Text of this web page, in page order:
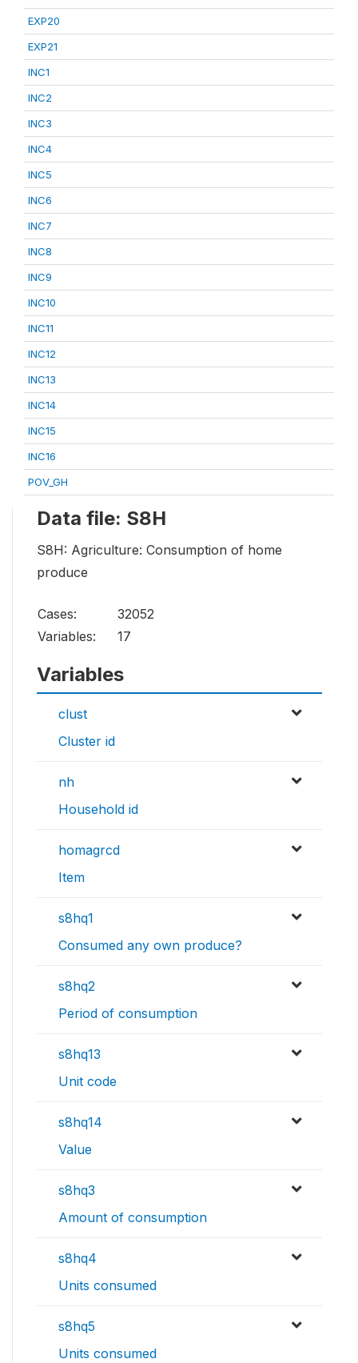
EXP20
EXP21
INC1
INC2
INC3
INC4
INC5
INC6
INC7
INC8
INC9
INC10
INC11
INC12
INC13
INC14
INC15
INC16
POV_GH
Data file: S8H
S8H: Agriculture: Consumption of home
produce
Cases:
32052
Variables:
17
Variables
clust
Cluster id
nh
Household id
homagrcd
Item
s8hq1
Consumed any own produce?
s8hq2
Period of consumption
s8hq13
Unit code
s8hq14
Value
s8hq3
Amount of consumption
s8hq4
Units consumed
s8hq5
Units consumed